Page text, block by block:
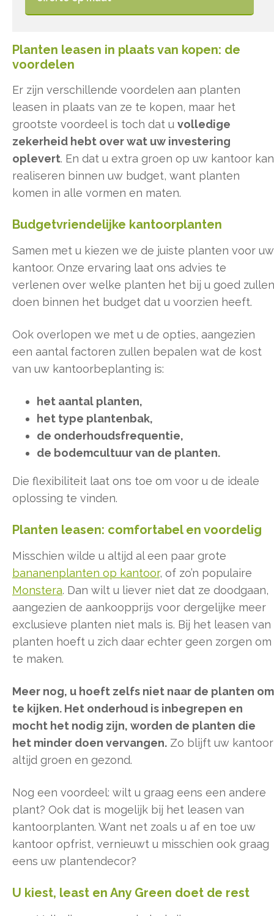
Planten leasen in plaats van kopen: de
voordelen
Er zijn verschillende voordelen aan planten
leasen in plaats van ze te kopen, maar het
grootste voordeel is toch dat u volledige
zekerheid hebt over wat uw investering
oplevert. En dat u extra groen op uw kantoor kan
realiseren binnen uw budget, want planten
komen in alle vormen en maten.
Budgetvriendelijke kantoorplanten
Samen met u kiezen we de juiste planten voor uw
kantoor. Onze ervaring laat ons advies te
verlenen over welke planten het bij u goed zullen
doen binnen het budget dat u voorzien heeft.
Ook overlopen we met u de opties, aangezien
een aantal factoren zullen bepalen wat de kost
van uw kantoorbeplanting is:
het aantal planten,
het type plantenbak,
de onderhoudsfrequentie,
de bodemcultuur van de planten.
Die flexibiliteit laat ons toe om voor u de ideale
oplossing te vinden.
Planten leasen: comfortabel en voordelig
Misschien wilde u altijd al een paar grote
bananenplanten op kantoor, of zo’n populaire
Monstera. Dan wilt u liever niet dat ze doodgaan,
aangezien de aankoopprijs voor dergelijke meer
exclusieve planten niet mals is. Bij het leasen van
planten hoeft u zich daar echter geen zorgen om
te maken.
Meer nog, u hoeft zelfs niet naar de planten om
te kijken. Het onderhoud is inbegrepen en
mocht het nodig zijn, worden de planten die
het minder doen vervangen. Zo blijft uw kantoor
altijd groen en gezond.
Nog een voordeel: wilt u graag eens een andere
plant? Ook dat is mogelijk bij het leasen van
kantoorplanten. Want net zoals u af en toe uw
kantoor opfrist, vernieuwt u misschien ook graag
eens uw plantendecor?
U kiest, least en Any Green doet de rest